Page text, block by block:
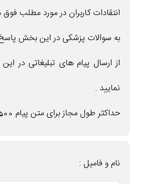
انتقادات کاربران در مورد مطلب فوق
به سوالات پزشکی در این بخش
از ارسال پیام های تبلیغاتی در
نمایید .
حداکثر طول مجاز برای متن پیام 500 کاراکتر است .
نام و فامیل :